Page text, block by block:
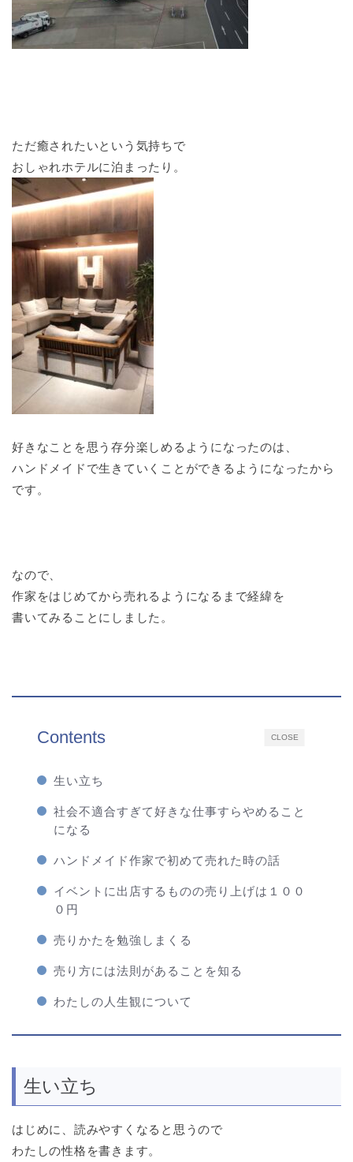
ただ癒されたいという気持ちで
おしゃれホテルに泊まったり。
好きなことを思う存分楽しめるようになったのは、
ハンドメイドで生きていくことができるようになったから
です。
なので、
作家をはじめてから売れるようになるまで経緯を
書いてみることにしました。
CLOSE
Contents
生い立ち
社会不適合すぎて好きな仕事すらやめること
になる
ハンドメイド作家で初めて売れた時の話
イベントに出店するものの売り上げは１００
０円
売りかたを勉強しまくる
売り方には法則があることを知る
わたしの人生観について
生い立ち
はじめに、読みやすくなると思うので
わたしの性格を書きます。